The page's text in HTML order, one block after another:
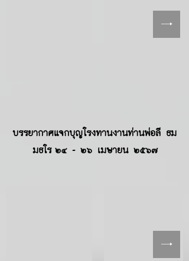
บรรยากาศแจกบุญโรงทานงานท่านพ่อลี ธม
มธโร ๒๔ - ๒๖ เมษายน ๒๕๖๗